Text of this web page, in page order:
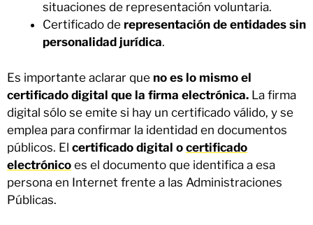
situaciones de representación voluntaria.
Certificado de representación de entidades sin
personalidad jurídica.
Es importante aclarar que no es lo mismo el
certificado digital que la firma electrónica. La firma
digital sólo se emite si hay un certificado válido, y se
emplea para confirmar la identidad en documentos
públicos. El certificado digital o certificado
electrónico es el documento que identifica a esa
persona en Internet frente a las Administraciones
Públicas.